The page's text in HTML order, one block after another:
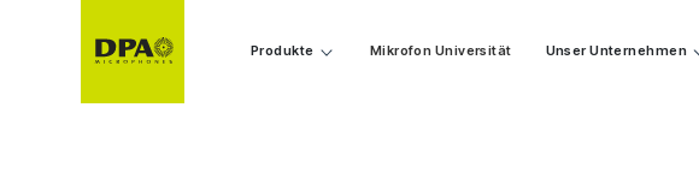
Produkte Mikrofon Universität Unser Unternehmen